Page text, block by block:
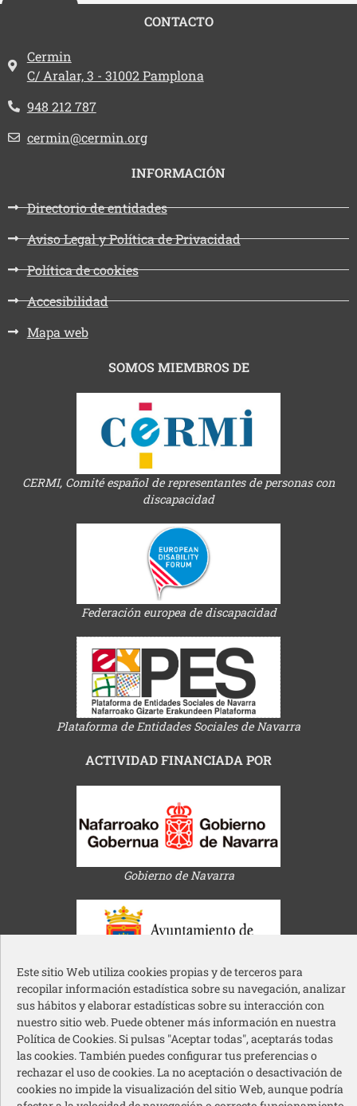
Este sitio Web utiliza cookies propias y de terceros para
recopilar información estadística sobre su navegación, analizar
sus hábitos y elaborar estadísticas sobre su interacción con
nuestro sitio web. Puede obtener más información en nuestra
Política de Cookies. Si pulsas "Aceptar todas", aceptarás todas
las cookies. También puedes configurar tus preferencias o
rechazar el uso de cookies. La no aceptación o desactivación de
cookies no impide la visualización del sitio Web, aunque podría
CONTACTO
Dirección:
Cermin
C/ Aralar, 3 - 31002 Pamplona
Teléfono:
948 212 787
Email:
cermin@cermin.org
INFORMACIÓN
Directorio de entidades
Aviso Legal y Política de Privacidad
Política de cookies
Accesibilidad
Mapa web
SOMOS MIEMBROS DE
CERMI, Comité español de representantes de personas con
discapacidad
Federación europea de discapacidad
Plataforma de Entidades Sociales de Navarra
ACTIVIDAD FINANCIADA POR
Gobierno de Navarra
Ayuntamiento de Pamplona
Acción Social Caja Rural de Navarra